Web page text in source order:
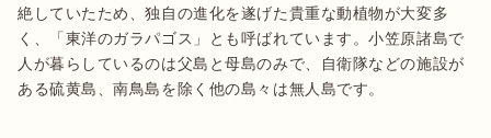
絶していたため、独自の進化を遂げた貴重な動植物が大変多
く、「東洋のガラパゴス」とも呼ばれています。小笠原諸島で
人が暮らしているのは父島と母島のみで、自衛隊などの施設が
ある硫黄島、南鳥島を除く他の島々は無人島です。